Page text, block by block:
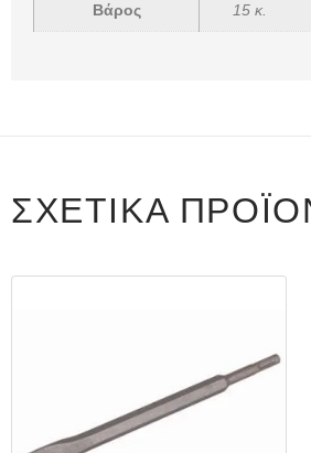
Βάρος 15 κ.
ΣΧΕΤΙΚΆ